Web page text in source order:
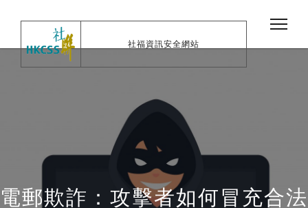
社福資訊安全網站
電郵欺詐：攻擊者如何冒充合法